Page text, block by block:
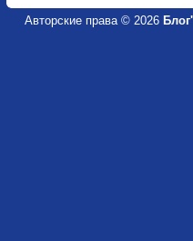
Авторские права © 2026